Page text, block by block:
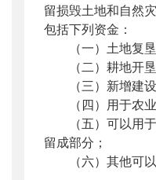
留损毁土地和自然
包括下列资金：
（一）土地复垦
（二）耕地开垦
（三）新增建设
（四）用于农业
（五）可以用于
留成部分；
（六）其他可以